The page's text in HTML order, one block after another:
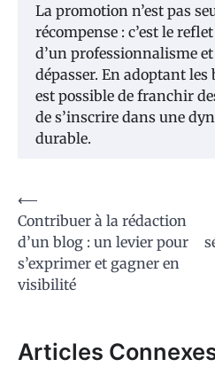
La promotion n’est pas
récompense : c’est le
d’un professionnalisme et
dépasser. En adoptant
est possible de franchir
de s’inscrire dans une
durable.
Navigation
de
l’article
⟵
Contribuer à la rédaction
d’un blog : un levier pour
s’exprimer et gagner en
visibilité
Articles